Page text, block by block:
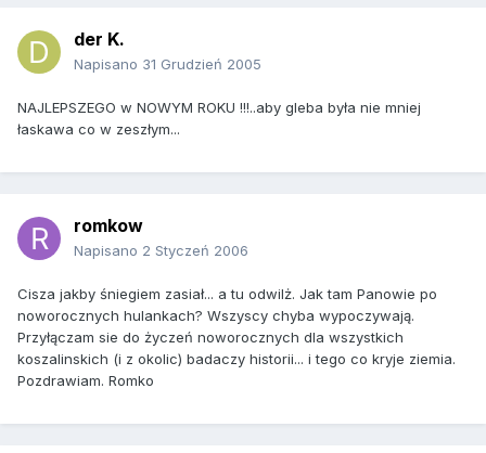
der K.
Napisano 31 Grudzień 2005
NAJLEPSZEGO w NOWYM ROKU !!!..aby gleba była nie mniej
łaskawa co w zeszłym...
romkow
Napisano 2 Styczeń 2006
Cisza jakby śniegiem zasiał... a tu odwilż. Jak tam Panowie po
noworocznych hulankach? Wszyscy chyba wypoczywają.
Przyłączam sie do życzeń noworocznych dla wszystkich
koszalinskich (i z okolic) badaczy historii... i tego co kryje ziemia.
Pozdrawiam. Romko